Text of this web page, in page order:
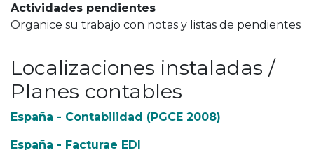
Actividades pendientes
Organice su trabajo con notas y listas de pendientes
Localizaciones instaladas /
Planes contables
España - Contabilidad (PGCE 2008)
España - Facturae EDI